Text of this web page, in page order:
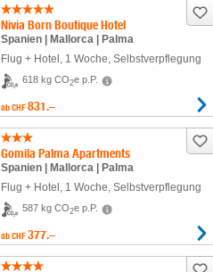
Nivia Born Boutique Hotel
Spanien | Mallorca | Palma
Flug + Hotel , 1 Woche, Selbstverpflegung
618 kg CO2e p.P.
ab CHF 831.–
Gomila Palma Apartments
Spanien | Mallorca | Palma
Flug + Hotel 1 Woche , Selbstverpflegung
587 kg CO2e p.P.
ab CHF 377.–